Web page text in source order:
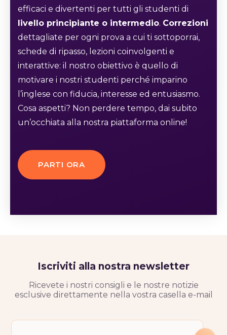
efficaci e divertenti per tutti gli studenti di
livello principiante o intermedio. Correzioni
dettagliate per ogni prova a cui ti sottoporrai,
schede di ripasso, lezioni coinvolgenti e
interattive: il nostro obiettivo è quello di
motivare i nostri studenti perché imparino
l’inglese con fiducia, interesse ed entusiasmo.
Cosa aspetti? Non perdere tempo, dai subito
un’occhiata alla nostra piattaforma online!
PARTI ORA
Iscriviti alla nostra newsletter
Ricevete i nostri consigli e le nostre notizie
esclusive direttamente nella vostra casella e-mail